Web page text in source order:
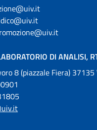
DI ANALISI,
8 (piazzale Fiera) 37135